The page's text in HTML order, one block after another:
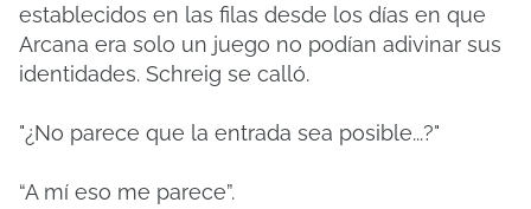
establecidos en las filas desde los días en que
Arcana era solo un juego no podían adivinar sus
identidades. Schreig se calló.
"¿No parece que la entrada sea posible...?"
“A mí eso me parece”.